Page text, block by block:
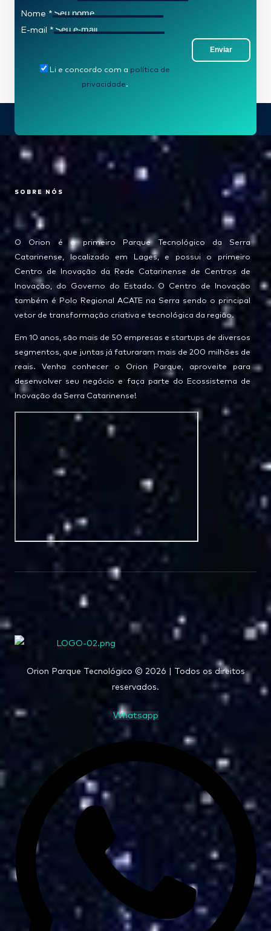
Nome *
E-mail *
Enviar
Li e concordo com a política de
privacidade.
SOBRE NÓS
O Orion é o primeiro Parque Tecnológico da Serra
Catarinense, localizado em Lages, e possui o primeiro
Centro de Inovação da Rede Catarinense de Centros de
Inovação, do Governo do Estado. O Centro de Inovação
também é Polo Regional ACATE na Serra sendo o principal
vetor de transformação criativa e tecnológica da região.
Em 10 anos, são mais de 50 empresas e startups de diversos
segmentos, que juntas já faturaram mais de 200 milhões de
reais. Venha conhecer o Orion Parque, aproveite para
desenvolver seu negócio e faça parte do Ecossistema de
Inovação da Serra Catarinense!
Orion Parque Tecnológico © 2026 | Todos os direitos
reservados.
Whatsapp